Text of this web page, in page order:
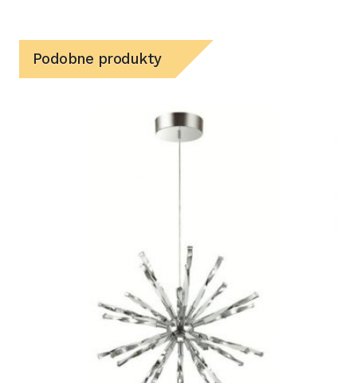
Podobne produkty